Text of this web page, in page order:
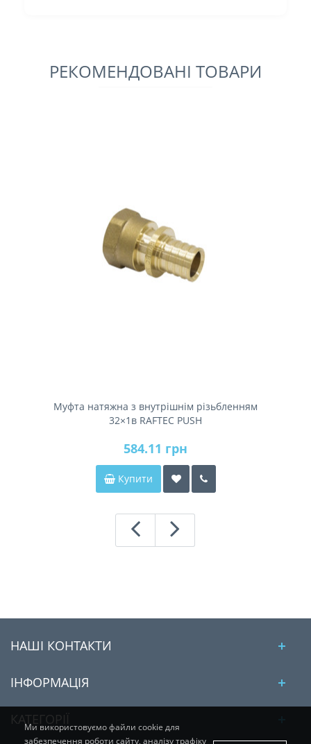
РЕКОМЕНДОВАНІ ТОВАРИ
Муфта натяжна з внутрішнім різьбленням
32×1в RAFTEC PUSH
584.11 грн
Купити
ІНФОРМАЦІЯ
КАТЕГОРІЇ
НАШІ КОНТАКТИ
Ми використовуємо файли cookie для
забезпечення роботи сайту, аналізу трафіку